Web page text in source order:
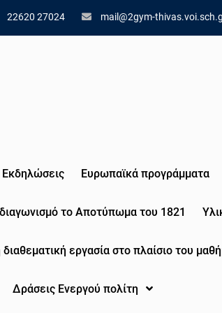
22620 27024 mail@2gym-
Εκδηλώσεις Eυρωπαϊκά προγράμματα
το Αποτύπωμα του 1821
διαθεματική εργασία στο πλαίσιο του
Δράσεις Ενεργού πολίτη